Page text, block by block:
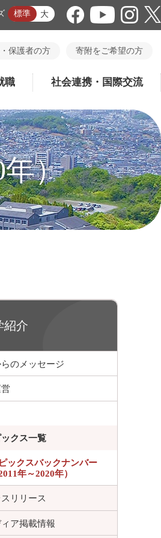
標準 大
保護者の方 寄附をご希望の方
職 社会連携・国際交流
）
紹介
のメッセージ
ックス一覧
ックスバックナンバー
2011年～2020年）
リリース
ィア掲載情報